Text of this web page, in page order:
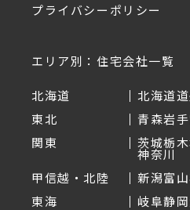
プライバシーポリシー
エリア別：住宅会社一覧
北海道 北海道
東北
青森岩手
関東
茨城栃木
神奈川
甲信越・北陸
新潟富山
東海
岐阜静岡